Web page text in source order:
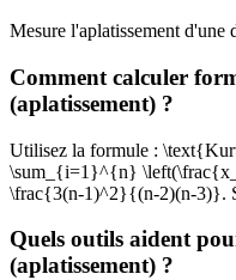
Mesure l'aplatissement
Comment calculer
(aplatissement) ?
Utilisez la formule :
\sum_{i=1}^{n}
\frac{3(n-1)^2}{(n-2)(n-3)}.
Quels outils aident
(aplatissement) ?